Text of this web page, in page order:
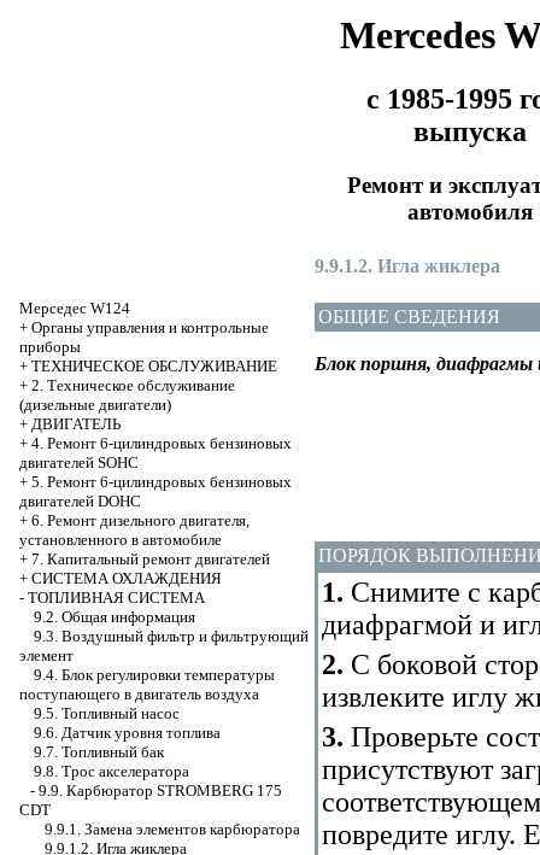
Mercedes
с 1985-1995
выпуска
Ремонт и
автомобиля
Мерседес W124
+ Органы управления и контрольные
приборы
+ ТЕХНИЧЕСКОЕ ОБСЛУЖИВАНИЕ
+ 2. Техническое обслуживание
(дизельные двигатели)
+ ДВИГАТЕЛЬ
+ 4. Ремонт 6-цилиндровых бензиновых
двигателей SOHC
+ 5. Ремонт 6-цилиндровых бензиновых
двигателей DOHC
+ 6. Ремонт дизельного двигателя,
установленного в автомобиле
+ 7. Капитальный ремонт двигателей
+ СИСТЕМА ОХЛАЖДЕНИЯ
- ТОПЛИВНАЯ СИСТЕМА
9.2. Общая информация
9.3. Воздушный фильтр и фильтрующий
элемент
9.4. Блок регулировки температуры
поступающего в двигатель воздуха
9.5. Топливный насос
9.6. Датчик уровня топлива
9.7. Топливный бак
9.8. Трос акселератора
- 9.9. Карбюратор STROMBERG 175
CDT
9.9.1. Замена элементов карбюратора
9.9.1.2. Игла жиклера
9.9.1.2. Игла жиклера
ОБЩИЕ СВЕДЕНИЯ
Блок поршня, диафрагмы
ПОРЯДОК
1. Снимите с
диафрагмой и
2. С боковой
извлеките иглу
3. Проверьте
присутствуют
повредите иглу.